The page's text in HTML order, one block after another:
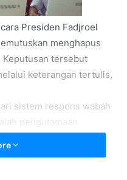
Presiden Fadjroel
menghapus
Keputusan tersebut
keterangan tertulis,
sistem respons wabah
pengutamaan
yang telah
Covid-19 harus